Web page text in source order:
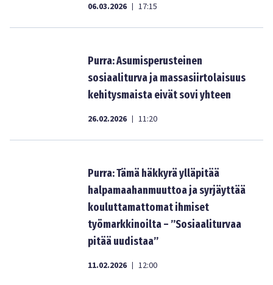
06.03.2026 | 17:15
Purra: Asumisperusteinen
sosiaaliturva ja massasiirtolaisuus
kehitysmaista eivät sovi yhteen
26.02.2026 | 11:20
Purra: Tämä häkkyrä ylläpitää
halpamaahanmuuttoa ja syrjäyttää
kouluttamattomat ihmiset
työmarkkinoilta – ”Sosiaaliturvaa
pitää uudistaa”
11.02.2026 | 12:00